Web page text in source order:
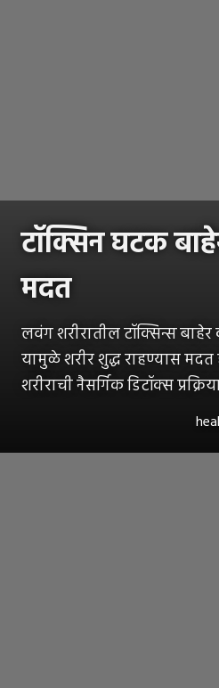
टॉक्सिन घटक
मदत
लवंग शरीरातील टॉक्सिन्स
यामुळे शरीर शुद्ध राहण्यास मदत
शरीराची नैसर्गिक डिटॉक्स